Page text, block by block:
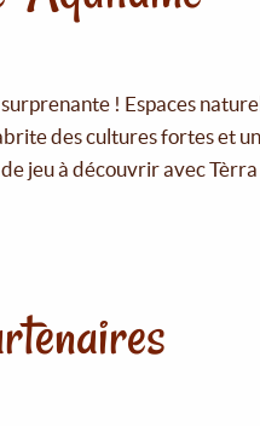
! Espaces
des cultures fortes et
jeu à découvrir avec